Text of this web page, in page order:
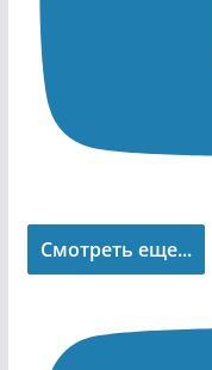
Смотреть еще...